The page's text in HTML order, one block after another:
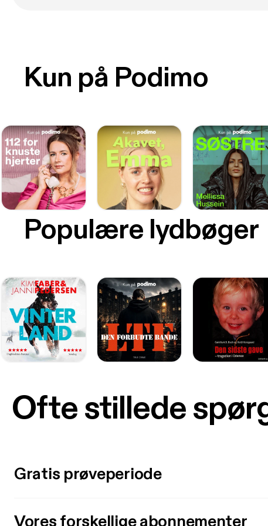
Kun på Podimo
Populære lydbøger
Ofte stillede
Gratis prøveperiode
Vores forskellige abonnementer